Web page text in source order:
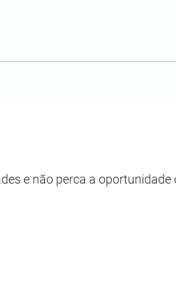
e não perca a oportunidade